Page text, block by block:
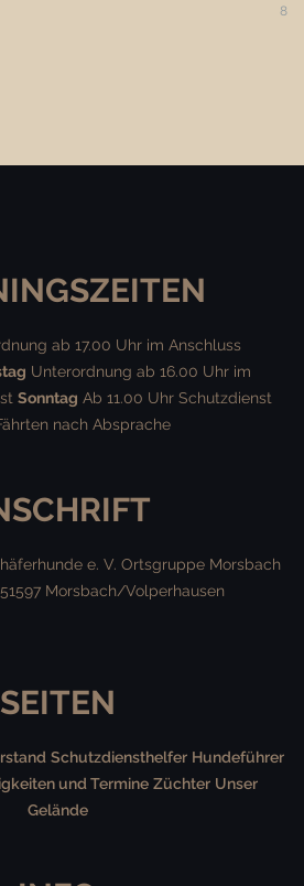
8
ab 17.00 Uhr im Anschluss
Unterordnung ab 16.00 Uhr im
Sonntag Ab 11.00 Uhr Schutzdienst
nach Absprache
e. V. Ortsgruppe Morsbach
51597 Morsbach/Volperhausen
SEITEN
Schutzdiensthelfer Hundeführer
und Termine Züchter Unser
Gelände